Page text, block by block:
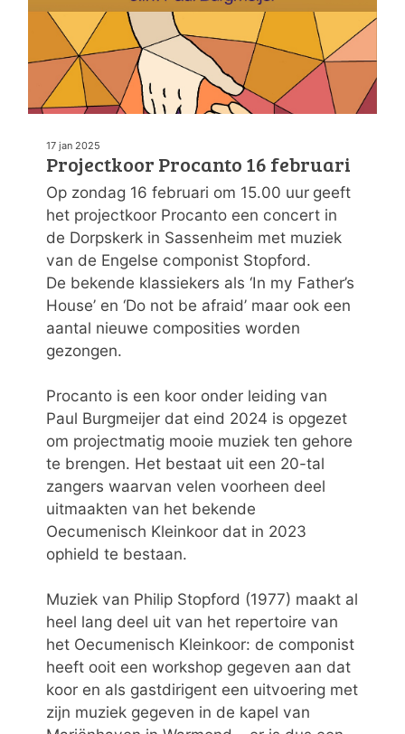
17 jan 2025
Projectkoor Procanto 16 februari
Op zondag 16 februari om 15.00 uur geeft
het projectkoor Procanto een concert in
de Dorpskerk in Sassenheim met muziek
van de Engelse componist Stopford.
De bekende klassiekers als ‘In my Father’s
House’ en ‘Do not be afraid’ maar ook een
aantal nieuwe composities worden
gezongen.
Procanto is een koor onder leiding van
Paul Burgmeijer dat eind 2024 is opgezet
om projectmatig mooie muziek ten gehore
te brengen. Het bestaat uit een 20-tal
zangers waarvan velen voorheen deel
uitmaakten van het bekende
Oecumenisch Kleinkoor dat in 2023
ophield te bestaan.
Muziek van Philip Stopford (1977) maakt al
heel lang deel uit van het repertoire van
het Oecumenisch Kleinkoor: de componist
heeft ooit een workshop gegeven aan dat
koor en als gastdirigent een uitvoering met
zijn muziek gegeven in de kapel van